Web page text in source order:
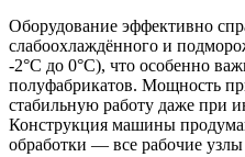
Оборудование эффективно
слабоохлаждённого и
-2°C до 0°C), что особенно
полуфабрикатов. Мощность
стабильную работу даже при
Конструкция машины
обработки — все рабочие